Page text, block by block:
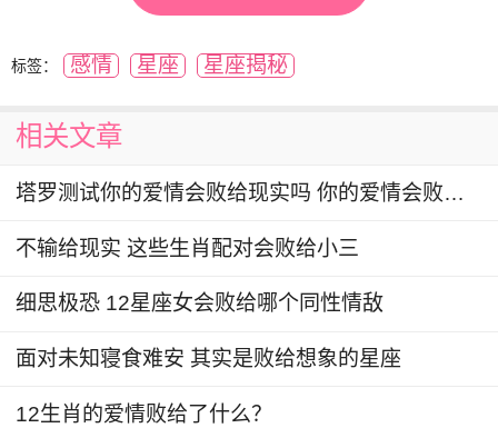
白羊座 ：容易冲动
白羊座就是那种特别容易冲动的人，他们的头
说在感情上面一般都是被别人耍着玩，这样的人一
般都没有多大的头脑，而且做事情特别的容易冲
标签： 感情 星座 星座揭秘
相关文章
塔罗测试你的爱情会败给现实吗 你的爱情会败给什么
不输给现实 这些生肖配对会败给小三
细思极恐 12星座女会败给哪个同性情敌
面对未知寝食难安 其实是败给想象的星座
12生肖的爱情败给了什么？